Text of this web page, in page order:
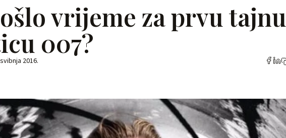
vrijeme za prvu tajnu
007?
2016.